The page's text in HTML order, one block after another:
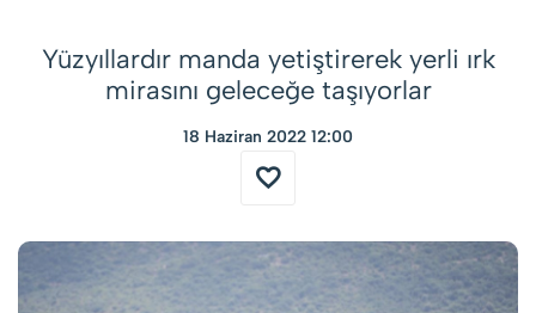
Yüzyıllardır manda yetiştirerek yerli ırk
mirasını geleceğe taşıyorlar
18 Haziran 2022 12:00